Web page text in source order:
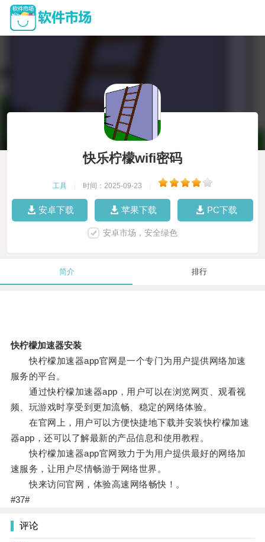
快乐柠檬wifi密码
工具 时间：2025-09-23
安卓下载 苹果下载 PC下载
安卓市场，安全绿色
简介 排行
快柠檬加速器安装
快柠檬加速器app官网是一个专门为用户提供网络加速
服务的平台。
通过快柠檬加速器app，用户可以在浏览网页、观看视
频、玩游戏时享受到更加流畅、稳定的网络体验。
在官网上，用户可以方便快捷地下载并安装快柠檬加速
器app，还可以了解最新的产品信息和使用教程。
快柠檬加速器app官网致力于为用户提供最好的网络加
速服务，让用户尽情畅游于网络世界。
快来访问官网，体验高速网络畅快！。
#37#
评论